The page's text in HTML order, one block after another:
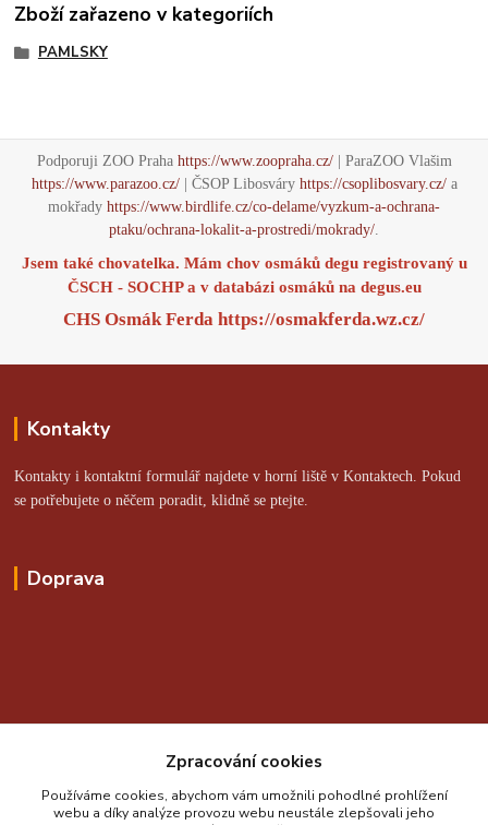
Zboží zařazeno v kategoriích
PAMLSKY
Podporuji ZOO Praha https://www.zoopraha.cz/| ParaZOO Vlašim
https://www.parazoo.cz/| ČSOP Libosváry https://csoplibosvary.cz/a
mokřady https://www.birdlife.cz/co-delame/vyzkum-a-ochrana-
ptaku/ochrana-lokalit-a-prostredi/mokrady/
Jsem také chovatelka. Mám chov osmáků degu registrovaný u
ČSCH - SOCHP a v databázi osmáků na degus.eu
CHS Osmák Ferda https://osmakferda.wz.cz/
Kontakty
Kontakty i kontaktní formulář najdete v horní liště v Kontaktech. Pokud
se potřebujete o něčem poradit, klidně se ptejte.
Doprava
Zpracování cookies
Používáme cookies, abychom vám umožnili pohodlné prohlížení
webu a díky analýze provozu webu neustále zlepšovali jeho